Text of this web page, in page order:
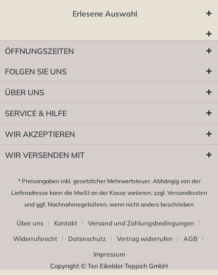
Erlesene Auswahl
ÖFFNUNGSZEITEN
FOLGEN SIE UNS
ÜBER UNS
SERVICE & HILFE
WIR AKZEPTIEREN
WIR VERSENDEN MIT
* Preisangaben inkl. gesetzlicher Mehrwertsteuer. Abhängig von der
Lieferadresse kann die MwSt an der Kasse variieren. zzgl. Versandkosten
und ggf. Nachnahmegebühren, wenn nicht anders beschrieben
Über uns Kontakt
Versand und Zahlungsbedingungen
Widerrufsrecht
Datenschutz Vertrag widerrufen
AGB
Impressum
Copyright © Ten Eikelder Teppich GmbH